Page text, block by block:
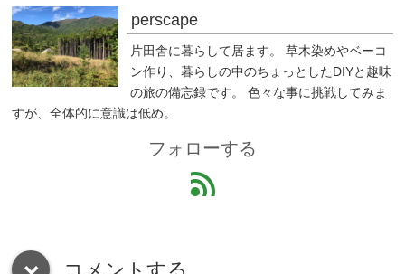
perscape
片田舎に暮らして居ます。 草木染めやベーコ
ン作り、暮らしの中のちょっとしたDIYと趣味
の旅の備忘録です。 色々な事に挑戦してみま
すが、全体的に意識は低め。
フォローする
feed